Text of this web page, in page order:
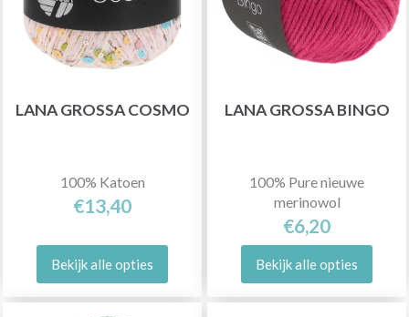
LANA GROSSA COSMO
100% Katoen
€13,40
Bekijk alle opties
LANA GROSSA BINGO
100% Pure nieuwe
merinowol
€6,20
Bekijk alle opties